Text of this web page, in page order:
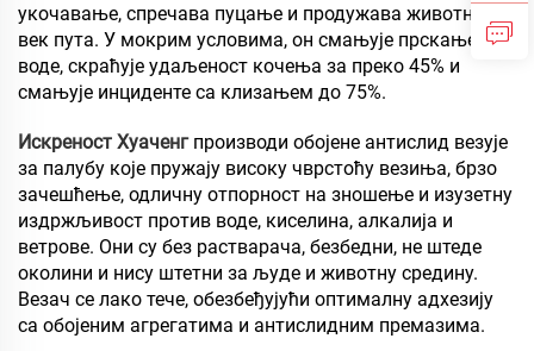
укочавање, спречава пуцање и продужава животни
век пута. У мокрим условима, он смањује прскање
воде, скраћује удаљеност кочења за преко 45% и
смањује инциденте са клизањем до 75%.
Искреност Хуаченг производи обојене антислид везује
за палубу које пружају високу чврстоћу везиња, брзо
зачешћење, одличну отпорност на зношење и изузетну
издржљивост против воде, киселина, алкалија и
ветрове. Они су без растварача, безбедни, не штеде
околини и нису штетни за људе и животну средину.
Везач се лако тече, обезбеђујући оптималну адхезију
са обојеним агрегатима и антислидним премазима.